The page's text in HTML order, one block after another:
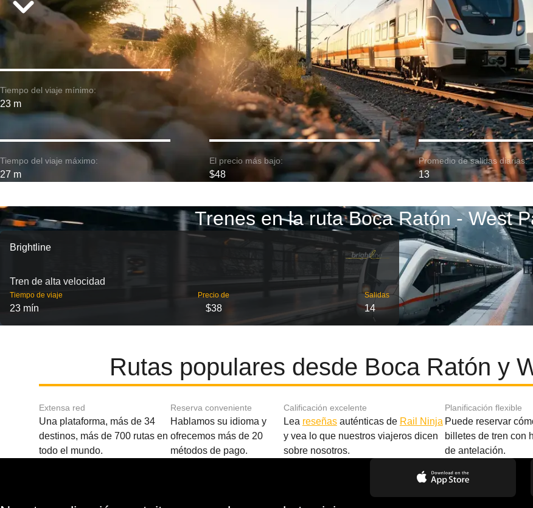
Tiempo del viaje mínimo:
23 m
Tiempo del viaje máximo:
27 m
El precio más bajo:
$48
Promedio de salidas diarias:
13
Trenes en la ruta Boca Ratón - West
Brightline
Tren de alta velocidad
Tiempo de viaje
23 mín
Precio de
$38
Salidas
14
Rutas populares desde Boca Ratón y
Extensa red
Una plataforma, más de 34
destinos, más de 700 rutas en
todo el mundo.
Reserva conveniente
Hablamos su idioma y
ofrecemos más de 20
métodos de pago.
Calificación excelente
Lea reseñasauténticas de Rail Ninja
y vea lo que nuestros viajeros dicen
sobre nosotros.
Planificación flexible
Puede reservar
billetes de tren con
de antelación.